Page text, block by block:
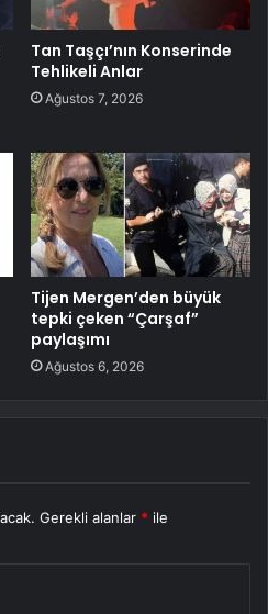
Tan Taşçı’nın Konserinde
Tehlikeli Anlar
Ağustos 7, 2026
Tijen Mergen’den büyük
tepki çeken “Çarşaf”
paylaşımı
Ağustos 6, 2026
Gerekli alanlar * ile